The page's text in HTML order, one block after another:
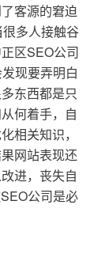
客源的窘迫
多人接触谷
区SEO公司
现要弄明白
东西都是只
何着手，自
相关知识，
网站表现还
进，丧失自
公司是必